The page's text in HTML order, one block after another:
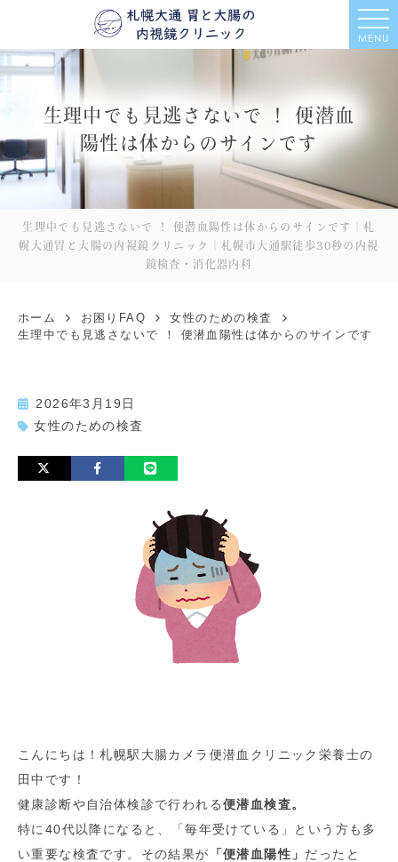
MENU
生理中でも見逃さないで ！ 便潜血
陽性は体からのサインです
生理中でも見逃さないで ！ 便潜血陽性は体からのサインです｜札
幌大通胃と大腸の内視鏡クリニック｜札幌市大通駅徒歩30秒の内視
鏡検査・消化器内科
ホーム お困りFAQ
女性のための検査
生理中でも見逃さないで ！ 便潜血陽性は体からのサインです
2026年3月19日
女性のための検査
こんにちは！札幌駅大腸カメラ便潜血クリニック栄養士の
田中です！
健康診断や自治体検診で行われる便潜血検査。
特に40代以降になると、「毎年受けている」という方も多
い重要な検査です。その結果が
「便潜血陽性」 だったと